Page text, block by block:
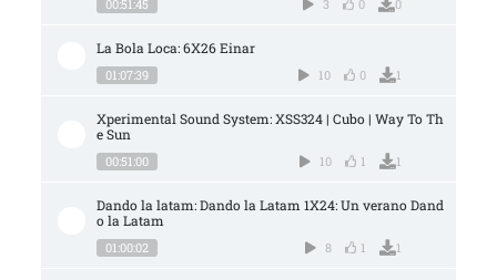
00:51:45 3 0 0
La Bola Loca: 6X26 Einar
01:07:39 10 0 1
Xperimental Sound System: XSS324 | Cubo | Way To Th
e Sun
00:51:00 10 1 1
Dando la latam: Dando la Latam 1X24: Un verano Dand
o la Latam
01:00:02 8 1 1